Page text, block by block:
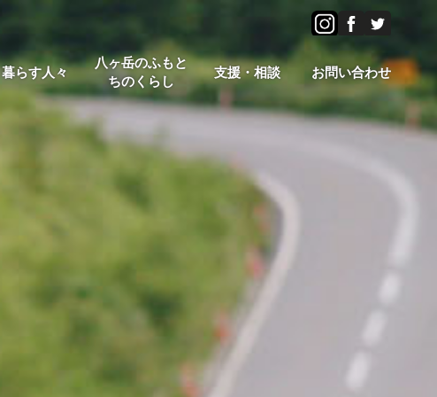
暮らす人々
八ヶ岳のふもと
ちのくらし
支援・相談 お問い合わせ